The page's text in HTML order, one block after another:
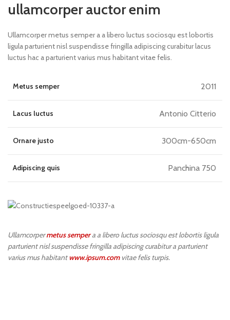
ullamcorper auctor enim
Ullamcorper metus semper a a libero luctus sociosqu est lobortis
ligula parturient nisl suspendisse fringilla adipiscing curabitur lacus
luctus hac a parturient varius mus habitant vitae felis.
Metus semper 2011
Lacus luctus Antonio Citterio
Ornare justo 300cm-650cm
Adipiscing quis Panchina 750
Ullamcorpermetus sempera a libero luctus sociosqu est lobortis ligula
parturient nisl suspendisse fringilla adipiscing curabitur a parturient
varius mus habitant www.ipsum.comvitae felis turpis.